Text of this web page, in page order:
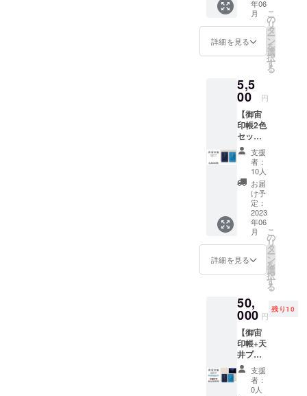
んな想
いに共
頂けた
方に手
る返礼
品で
す。
design
：39 ※
サイズ
はデザ
インサ
イズで
す。完
成サイ
ズは印
刷のバ
ラツキ
により
わる場
合があ
了承く
ださ
い。
x 横
70mm
） ※蛇
腹式40
護用透
明ビ
ニール
カバー
付 ※数
量限
定 20
セット
小さい
サイズ
の御朱
印帳と
同じ大
きさで
す。
x 横112
ｍｍ x
厚さ140
ｍｍ
ジナル
ステッ
カー
縦
50mm
x 横
70mm
） ※蛇
腹式40
か所朱
印可能
※表面保
護用透
明ビ
ニール
カバー
付 小さ
と同じ
大きさ
です。
ｘ1冊
+オリジ
ナルス
テッ
カーx1
枚』 御
（スカ
イブ
ルー）
とオリ
ジナル
ステッ
カーの
セット
です。
（御宙
印帳
162mm
x 横112
ｍｍ x
厚さ140
ｍｍ
ジナル
ステッ
カー
縦
50mm
x 横
70mm
） ※蛇
腹式40
年06
月
詳細を見る
こ
の
リ
タ
ー
ン
を
選
択
す
る
5,5
00 円
【御宙
印帳2色
セッ
ト】
『御宙
印帳
（ダー
クブ
ルー）
（スカ
イブ
ルー）
ｘ各1冊
+オリジ
ナルス
テッ
枚』 御
宙印帳
（ダー
クブ
ルー）
と（ス
カイブ
ルー）
の２冊
支援
者：
10人
お届
け予
定：
2023
年06
月
詳細を見る
こ
の
リ
タ
ー
ン
を
選
択
す
る
50,
000 円
残り10
【御宙
印帳+天
井プラ
ネタリ
ウム】
『御宙
支援
者：
0人